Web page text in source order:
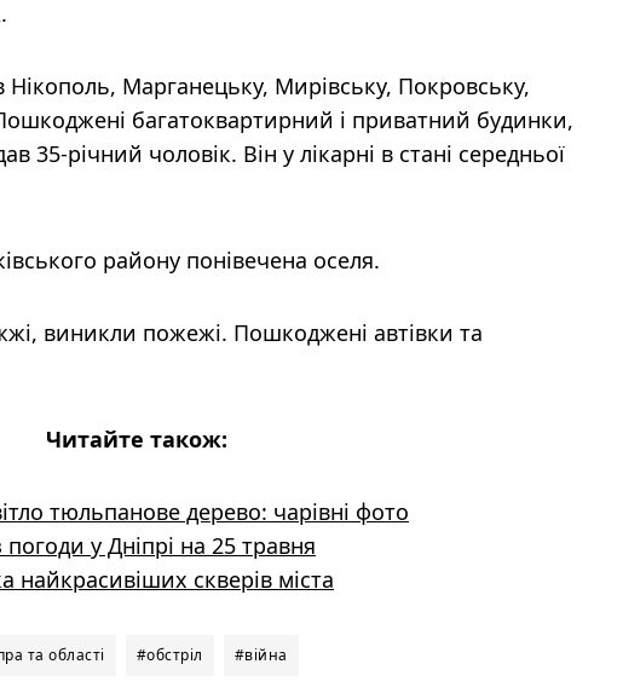
Марганецьку, Мирівську, Покровську,
багатоквартирний і приватний будинки,
35-річний чоловік. Він у лікарні в стані середньої
району понівечена оселя.
виникли пожежі. Пошкоджені автівки та
Читайте також:
тюльпанове дерево: чарівні фото
у Дніпрі на 25 травня
найкрасивіших скверів міста
та області #обстріл #війна